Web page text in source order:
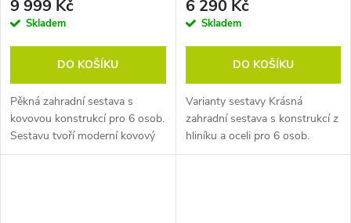
9 999 Kč
Skladem
DO KOŠÍKU
Pěkná zahradní sestava s
kovovou konstrukcí pro 6 osob.
Sestavu tvoří moderní kovový
stůl a židle z umělého ratanu
6 290 Kč
Skladem
DO KOŠÍKU
Varianty sestavy Krásná
zahradní sestava s konstrukcí z
hliníku a oceli pro 6 osob.
Sestavu tvoří moderní kovový